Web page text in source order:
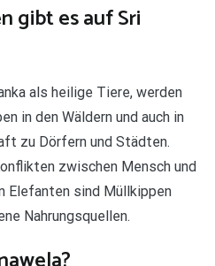
gibt es auf Sri
als heilige Tiere, werden
in den Wäldern und auch in
zu Dörfern und Städten.
zwischen Mensch und
Elefanten sind Müllkippen
Nahrungsquellen.